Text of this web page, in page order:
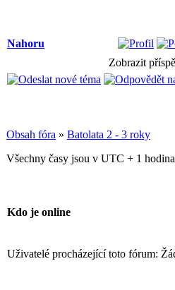
Nahoru
Zobrazit
Obsah fóra » Batolata 2 - 3 roky
Všechny časy jsou v UTC + 1
Kdo je online
Uživatelé procházející toto fórum: